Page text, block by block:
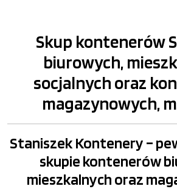
Skup kontenerów
biurowych,
socjalnych oraz
magazynowych,
Staniszek Kontenery –
skupie kontenerów
mieszkalnych oraz